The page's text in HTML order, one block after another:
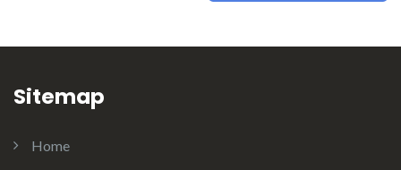
Sitemap
Home